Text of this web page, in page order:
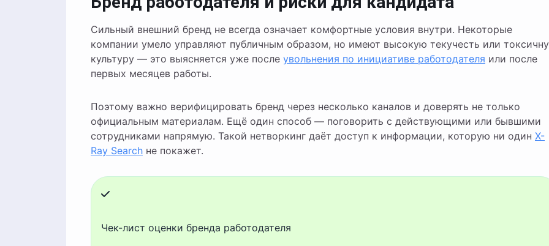
Сильный внешний бренд не всегда означает комфортные условия внутри. Некоторые
компании умело управляют публичным образом, но имеют высокую текучесть или
культуру — это выясняется уже после увольнения по инициативе работодателя или после
первых месяцев работы.
Поэтому важно верифицировать бренд через несколько каналов и доверять не только
официальным материалам. Ещё один способ — поговорить с действующими или бывшими
сотрудниками напрямую. Такой нетворкинг даёт доступ к информации, которую ни один X-
Ray Search не покажет.
Чек-лист оценки бренда работодателя